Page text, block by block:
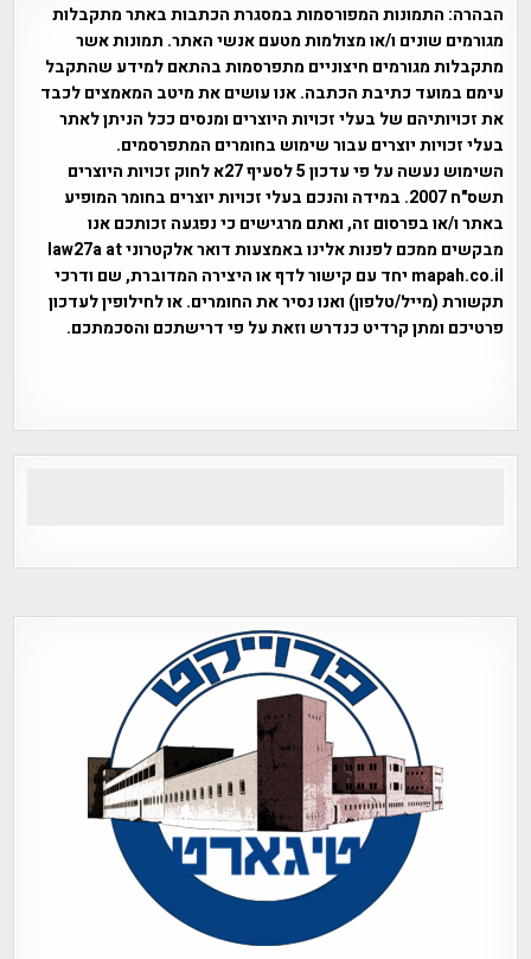
הבהרה: התמונות המפורסמות במסגרת הכתבות באתר מתקבלות
מגורמים שונים ו/או מצולמות מטעם אנשי האתר. תמונות אשר
מתקבלות מגורמים חיצוניים מתפרסמות בהתאם למידע שהתקבל
עימם במועד כתיבת הכתבה. אנו עושים את מיטב המאמצים לכבד
את זכויותיהם של בעלי זכויות היוצרים ומנסים ככל הניתן לאתר
בעלי זכויות יוצרים עבור שימוש בחומרים המתפרסמים.
השימוש נעשה על פי עדכון 5 לסעיף 27א לחוק זכויות היוצרים
תשס"ח 2007. במידה והנכם בעלי זכויות יוצרים בחומר המופיע
באתר ו/או בפרסום זה, ואתם מרגישים כי נפגעה זכותכם אנו
מבקשים ממכם לפנות אלינו באמצעות דואר אלקטרוני law27a at
mapah.co.il יחד עם קישור לדף או היצירה המדוברת, שם ודרכי
תקשורת (מייל/טלפון) ואנו נסיר את החומרים. או לחילופין לעדכון
פרטיכם ומתן קרדיט כנדרש וזאת על פי דרישתכם והסכמתכם.